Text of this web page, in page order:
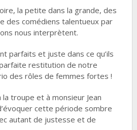
la petite dans la grande, des
des comédiens talentueux par
nous interprètent.
parfaits et juste dans ce qu’ils
restitution de notre
des rôles de femmes fortes !
troupe et à monsieur Jean
cette période sombre
autant de justesse et de